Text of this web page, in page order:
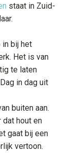
staat in Zuid-
in bij het
Het is van
te laten
in dag uit
buiten aan.
dat hout en
gaat bij een
vertoon.